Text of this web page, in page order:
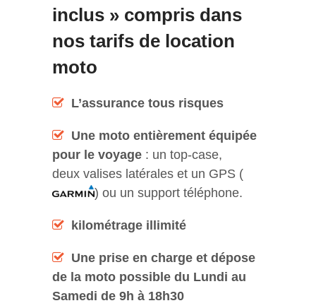
inclus » compris dans
nos tarifs de location
moto
L’assurance tous risques
Une moto entièrement équipée
pour le voyage : un top-case,
deux valises latérales et un GPS (
) ou un support téléphone.
kilométrage illimité
Une prise en charge et dépose
de la moto possible du Lundi au
Samedi de 9h à 18h30